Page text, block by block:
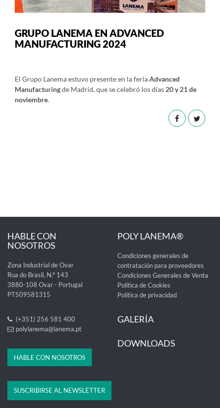
GRUPO LANEMA EN ADVANCED
MANUFACTURING 2024
El Grupo Lanema estuvo presente en la feriaAdvanced
Manufacturingde Madrid, que se celebró los días 20 y 21 de
noviembre.
HABLE CON
NOSOTROS
Zona Industrial de Ovar
Rua do Brasil, N.º 143
3880-108 Ovar - Portugal
PT509581315
(+351) 256 581 400
polylanema@lanema.pt
HABLE CON NOSOTROS
POLY LANEMA®
Condiciones generales de
contratación para proveedores
Condiciones Generales de Venta
Política de Cookies
Política de privacidad
GALERÍA
DOWNLOADS
SUSCRIBIRSE AL NEWSLETTER